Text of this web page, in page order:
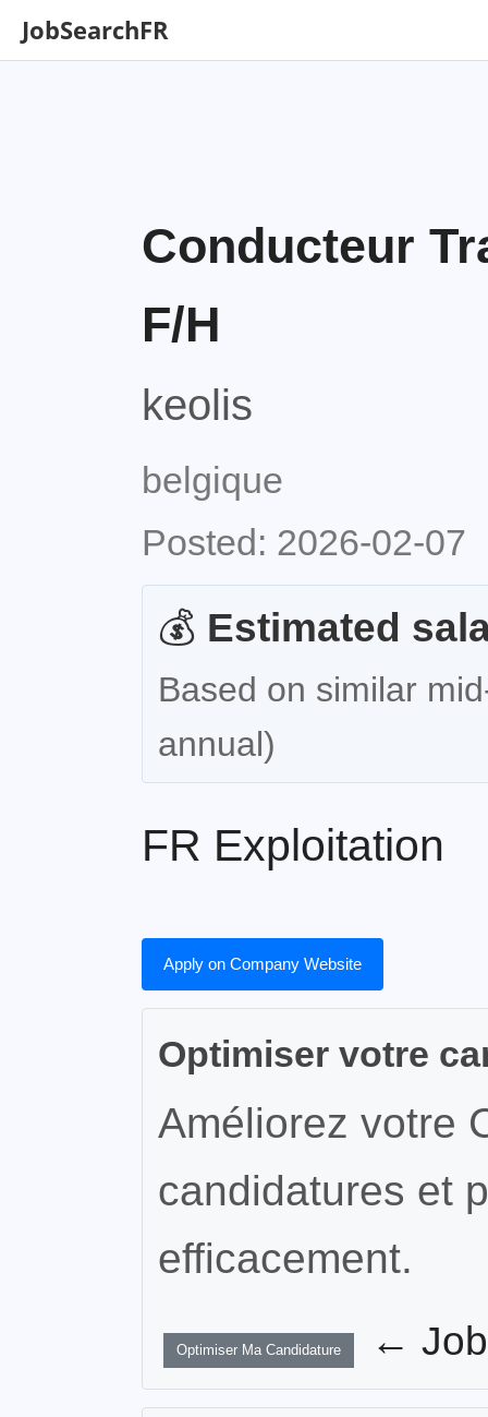
JobSearchFR
Conducteur
F/H
keolis
belgique
Posted: 2026-02-07
💰 Estimated
Based on similar
annual)
FR Exploitation
Apply on Company Website
Optimiser votre
Améliorez votre
candidatures et
efficacement.
Optimiser Ma Candidature ←